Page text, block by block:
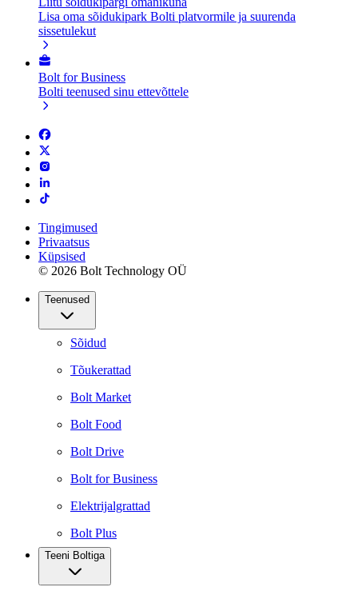
Lisa oma sõidukipark Bolti platvormile ja suurenda
sissetulekut
Bolt for Business
Bolti teenused sinu ettevõttele
Tingimused
Privaatsus
Küpsised
© 2026 Bolt Technology OÜ
Teenused
Sõidud
Tõukerattad
Bolt Market
Bolt Food
Bolt Drive
Bolt for Business
Elektrijalgrattad
Bolt Plus
Teeni Boltiga